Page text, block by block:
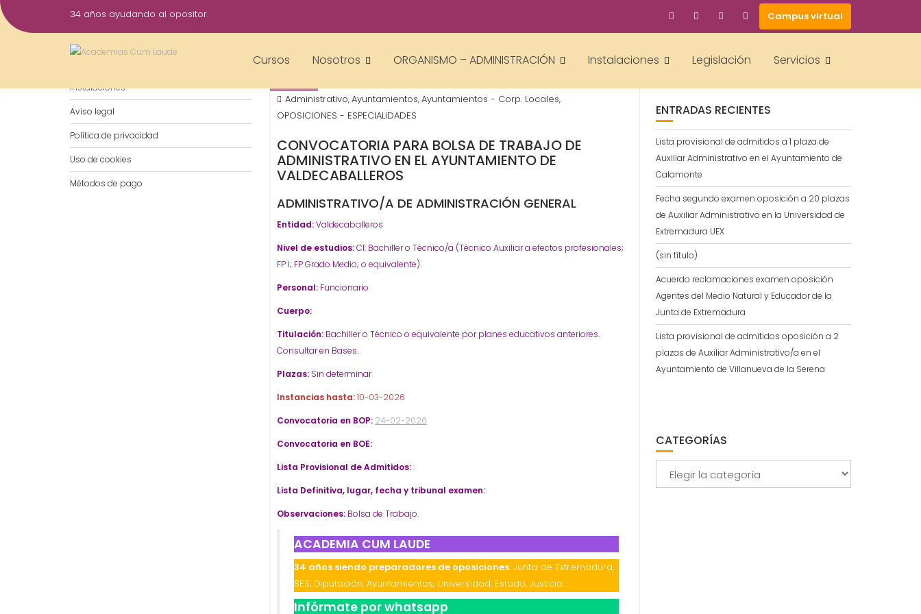
Saltar
al
34 años ayudando al opositor. Campus virtual
Cursos Nosotros ORGANISMO – ADMINISTRACIÓN Instalaciones Legislación Servicios
24 Gestor AcademiasCumLaude
Administrativo,Ayuntamientos,Ayuntamientos - Corp. Locales,
OPOSICIONES - ESPECIALIDADES
CONVOCATORIA PARA BOLSA DE TRABAJO DE
ADMINISTRATIVO EN EL AYUNTAMIENTO DE
VALDECABALLEROS
ADMINISTRATIVO/A DE ADMINISTRACIÓN GENERAL
Entidad:Valdecaballeros
Nivel de estudios:C1: Bachiller o Técnico/a (Técnico Auxiliar a efectos profesionales;
FP I; FP Grado Medio; o equivalente).
Personal: Funcionario
Cuerpo:
Titulación: Bachiller o Técnico o equivalente por planes educativos anteriores.
Consultar en Bases.
Plazas: Sin determinar
Instancias hasta:10-03-2026
Convocatoria en BOP: 24-02-2026
Convocatoria en BOE:
Lista Provisional de Admitidos::
Lista Definitiva, lugar, fecha y tribunal examen::
Observaciones: Bolsa de Trabajo.
ACADEMIA CUM LAUDE
34 años siendo preparadores de oposiciones: Junta de Extremadura,
SES, Diputación, Ayuntamientos, Universidad, Estado, Justicia…
Infórmate por whatsapp
Instalaciones
Aviso legal
Política de privacidad
Uso de cookies
Métodos de pago
ENTRADAS RECIENTES
Lista provisional de admitidos a 1 plaza de
Auxiliar Administrativo en el Ayuntamiento de
Calamonte
Fecha segundo examen oposición a 20 plazas
de Auxiliar Administrativo en la Universidad de
Extremadura UEX
(sin título)
Acuerdo reclamaciones examen oposición
Agentes del Medio Natural y Educador de la
Junta de Extremadura
Lista provisional de admitidos oposición a 2
plazas de Auxiliar Administrativo/a en el
Ayuntamiento de Villanueva de la Serena
CATEGORÍAS